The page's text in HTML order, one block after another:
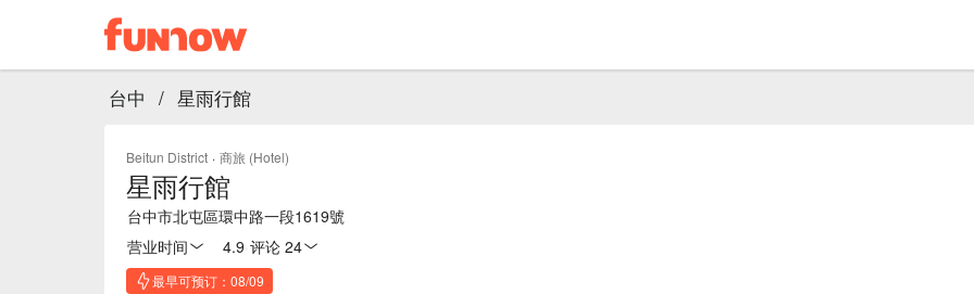
台中 / 星雨行館
Beitun District · 商旅 (Hotel)
星雨行館
台中市北屯區環中路一段1619號
营业时间
4.9 评论 24
最早可预订：08/09